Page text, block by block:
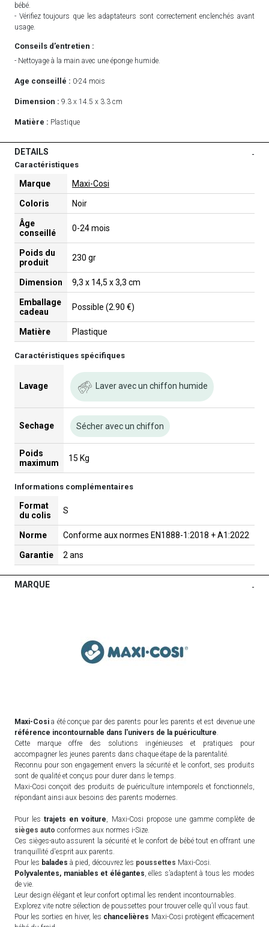
bébé.
- Vérifiez toujours que les adaptateurs sont correctement enclenchés avant
usage.
Conseils d’entretien :
- Nettoyage à la main avec une éponge humide.
Age conseillé : 0-24 mois
Dimension : 9.3 x 14.5 x 3.3 cm
Matière : Plastique
DETAILS -
Caractéristiques
Marque Maxi-Cosi
Coloris Noir
Âge
conseillé
0-24 mois
Poids du
produit
230 gr
Dimension 9,3 x 14,5 x 3,3 cm
Emballage
cadeau
Possible (2.90 €)
Matière Plastique
Caractéristiques spécifiques
Lavage Laver avec un chiffon humide
Sechage Sécher avec un chiffon
Poids
maximum
15 Kg
Informations complémentaires
Format
du colis
S
Norme Conforme aux normes EN1888-1:2018 + A1:2022
Garantie 2 ans
MARQUE -
Maxi-Cosi a été conçue par des parents pour les parents et est devenue une
référence incontournable dans l'univers de la puériculture.
Cette marque offre des solutions ingénieuses et pratiques pour
accompagner les jeunes parents dans chaque étape de la parentalité.
Reconnu pour son engagement envers la sécurité et le confort, ses produits
sont de qualité et conçus pour durer dans le temps.
Maxi-Cosi conçoit des produits de puériculture intemporels et fonctionnels,
répondant ainsi aux besoins des parents modernes.
Pour lestrajets en voiture, Maxi-Cosi propose une gamme complète de
sièges auto conformes aux normes i-Size.
Ces sièges-auto assurent la sécurité et le confort de bébé tout en offrant une
tranquillité d'esprit aux parents.
Pour les balades à pied, découvrez les poussettes Maxi-Cosi.
Polyvalentes, maniables et élégantes, elles s’adaptent à tous les modes
de vie.
Leur design élégant et leur confort optimal les rendent incontournables.
Explorez vite notre sélection de poussettes pour trouver celle qu’il vous faut.
Pour les sorties en hiver, les chancelières Maxi-Cosi protègent efficacement